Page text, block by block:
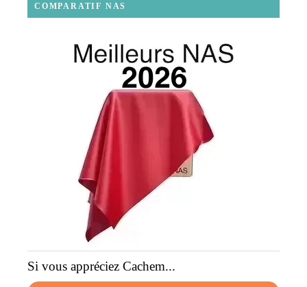
COMPARATIF NAS
Si vous appréciez Cachem...